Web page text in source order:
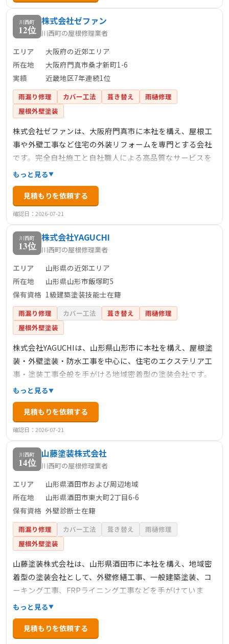
います。奈良県全域を対応エリアとしており、桜井市でも
多数の施工実績があります。
川西町
12位
株式会社ゼファン
川西町の屋根修理業者
エリア
大阪府の近郊エリア
所在地
大阪府門真市桑才新町1-6
実績
近畿地区7年連続1位
雨漏り修理 カバー工法 葺き替え
雨樋修理
屋根外壁塗装
株式会社ゼファンは、大阪府門真市に本社を構え、屋根工
事や外壁工事など住宅の外装リフォームを専門とする会社
です。完全自社施工と自社職人による高品質なサービスを
提供し、屋根の葺き替え、カバー工法、屋根修理、雨漏り
修理、屋根塗装、外壁塗装など多岐にわたる工事を手掛け
ています。屋根材大手メーカーのケイミュー社が販売する
商品の施工件数で、近畿地区7年連続総合1位を達成するな
ど、豊富な実績と信頼を誇ります。お客様からの質問や見
積もり依頼には迅速に対応し、職人が直接現場確認・お見
積もりを行うため、早くて正確なサービスを提供していま
す。
もっと見る
見積もりを依頼する
確認日：2026-07-21
川西町
13位
株式会社YAGUCHI
川西町の屋根修理業者
エリア
山形県の近郊エリア
所在地
山形県山形市飯塚町5
保有資格 1級建築塗装技能士在籍
雨漏り修理 カバー工法 葺き替え
雨樋修理
屋根外壁塗装
株式会社YAGUCHIは、山形県山形市に本社を構え、屋根塗
装・外壁塗装・防水工事を中心に、住宅のエクステリア工
事・塗装工事全般を手がける地域密着型の塗装会社です。
若いスタッフが多く、フットワークの軽さが特徴で、お客
様とのコミュニケーションを大切にし、挨拶やマナーを徹
底しています。1級建築塗装技能士、2級建築塗装技能士と
いった有資格者が在籍しており、技術力にも自信がありま
す。見えないところまでこだわって塗るため、美しく高品
質な仕上がりを提供することが可能です。お客様だけでな
く、職人から見ても満足度100%の仕上がりを心がけてお
り、施工後はみんなが笑顔になります。現地建物診断にも
とづいた無料のお見積もりを提供し、明朗会計を心がけて
います。
もっと見る
見積もりを依頼する
確認日：2026-07-21
川西町
14位
山藤塗装株式会社
川西町の屋根修理業者
エリア
山形県酒田市および周辺地域
所在地
山形県酒田市東大町2丁目6-6
保有資格 外壁診断士在籍
雨漏り修理 カバー工法 葺き替え
雨樋修理
屋根外壁塗装
山藤塗装株式会社は、山形県酒田市に本社を構え、地域密
着型の塗装会社として、外壁修繕工事、一般建築塗装、コ
ーキング工事、FRPライニング工事などを手がけていま
す。外壁診断士が在籍しており、無料診断を通じて、建物
の劣化状況を的確に把握し、最適な修繕・塗装プランを提
案しています。カラーシミュレーションを活用した塗装プ
もっと見る
見積もりを依頼する